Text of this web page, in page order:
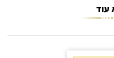
עוד